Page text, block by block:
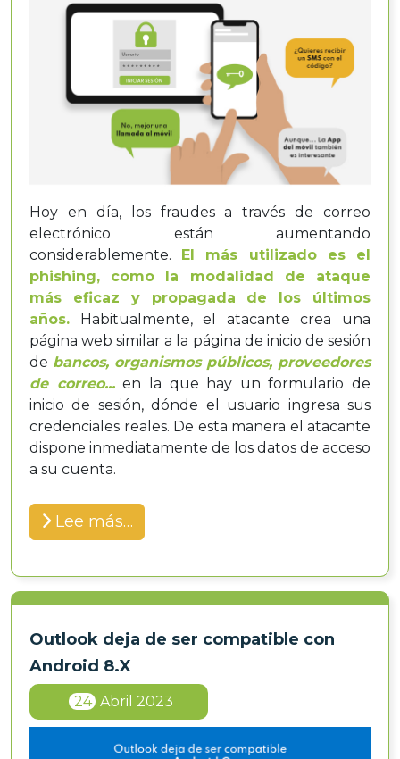
Hoy en día, los fraudes a través de correo
electrónico están aumentando
considerablemente. El más utilizado es el
phishing, como la modalidad de ataque
más eficaz y propagada de los últimos
años. Habitualmente, el atacante crea una
página web similar a la página de inicio de sesión
de bancos, organismos públicos, proveedores
de correo...en la que hay un formulario de
inicio de sesión, dónde el usuario ingresa sus
credenciales reales. De esta manera el atacante
dispone inmediatamente de los datos de acceso
a su cuenta.
Lee más…
Outlook deja de ser compatible con
Android 8.X
24 Abril 2023